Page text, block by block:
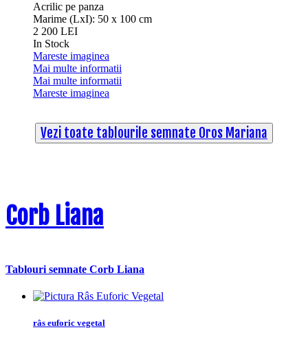
Acrilic pe panza
Marime (LxI): 50 x 100 cm
2 200 LEI
In Stock
Mareste imaginea
Mai multe informatii
Mai multe informatii
Mareste imaginea
Vezi toate tablourile semnate Oros Mariana
Corb Liana
Tablouri semnate Corb Liana
râs euforic vegetal